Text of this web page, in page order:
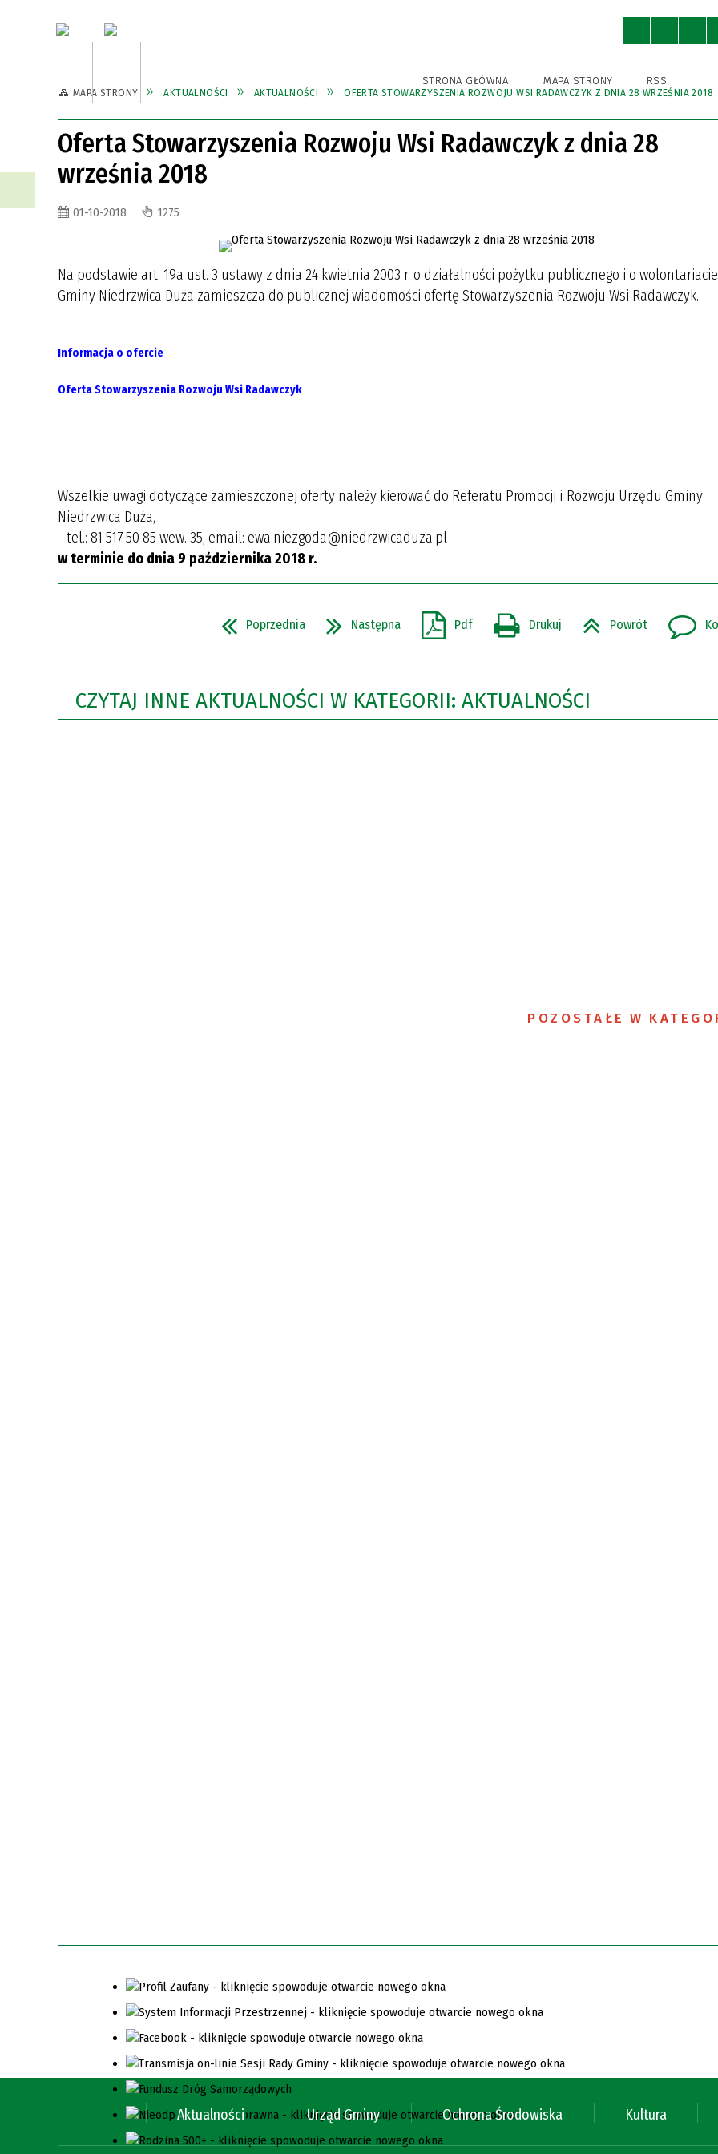
STRONA GŁÓWNA MAPA STRONY RSS
WŁADZE GMINY PRACOWNICY URZĘDU STRUKTURA URZĘDU
INWESTYCJE ZAMÓWIENIA PUBLICZNE POBIERZ
DIGITALIZACJA ZESZYTÓW
NIEDRZWICKICH, INNYCH
PUBLIKACJI: DRUKÓW ULOTNYCH,
FOTOGRAFII TOWARZYSTWA
PRZYJACIÓŁ ZIEMI
NIEDRZWICKIEJ ZA OKRES
GMINNA BIBLIOTEKA PUBLICZNA
GMINNY OŚRODEK
SPORTU I REKREACJI
DIGITALIZACJA ZESZYTÓW
NIEDRZWICKICH, INNYCH
PUBLIKACJI: DRUKÓW ULOTNYCH,
FOTOGRAFII TOWARZYSTWA
PRZYJACIÓŁ ZIEMI
NIEDRZWICKIEJ ZA OKRES
GMINNA BIBLIOTEKA PUBLICZNA
GMINNY OŚRODEK
SPORTU I REKREACJI
ZABYTKI GMINNA EWIDENCJA ZABYTKÓW IZBA TRADYCJI
CMENTARZE
SZLAKI ROWEROWE I TRASY
NIEDRZWICKIE PRODUKTY
WALORY PRZYRODNICZE
GKS ORION KS HEKSA
GMINNA AKADEMIA
NIEDRZWICA DUŻA
KRĘŻNICA JARA)
MAPA STRONY AKTUALNOŚCI AKTUALNOŚCI OFERTA STOWARZYSZENIA ROZWOJU WSI RADAWCZYK Z DNIA 28 WRZEŚNIA 2018
Oferta Stowarzyszenia Rozwoju Wsi Radawczyk z dnia 28
września 2018
01-10-2018 1275
Na podstawie art. 19a ust. 3 ustawy z dnia 24 kwietnia 2003 r. o działalności pożytku publicznego i o
Gminy Niedrzwica Duża zamieszcza do publicznej wiadomości ofertę Stowarzyszenia Rozwoju Wsi Radawczyk.
Informacja o ofercie
Oferta Stowarzyszenia Rozwoju Wsi Radawczyk
Wszelkie uwagi dotyczące zamieszczonej oferty należy kierować do Referatu Promocji i Rozwoju Urzędu Gminy
Niedrzwica Duża,
- tel.: 81 517 50 85 wew. 35, email: ewa.niezgoda@niedrzwicaduza.pl
w terminie do dnia 9 października 2018 r.
Poprzednia Następna Pdf Drukuj Powrót
CZYTAJ INNE AKTUALNOŚCI W KATEGORII: AKTUALNOŚCI
POZOSTAŁE W
Aktualności Urząd Gminy Ochrona Środowiska Kultura